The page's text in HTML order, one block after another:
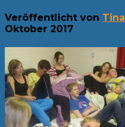
Veröffentlicht von Tina
Oktober 2017